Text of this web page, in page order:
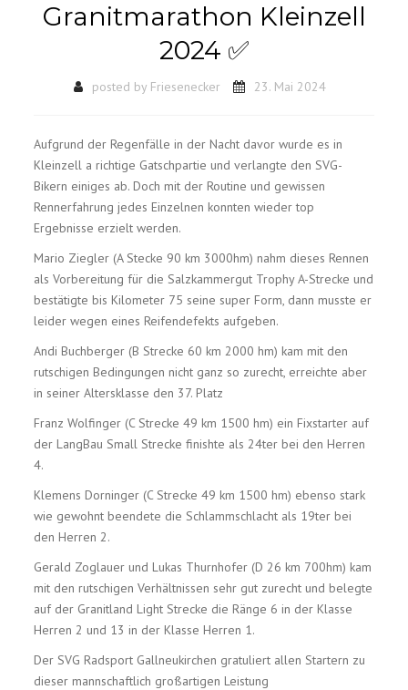
Granitmarathon Kleinzell
2024 ✅
posted by Friesenecker 23. Mai 2024
Aufgrund der Regenfälle in der Nacht davor wurde es in
Kleinzell a richtige Gatschpartie und verlangte den SVG-
Bikern einiges ab. Doch mit der Routine und gewissen
Rennerfahrung jedes Einzelnen konnten wieder top
Ergebnisse erzielt werden.
Mario Ziegler (A Stecke 90 km 3000hm) nahm dieses Rennen
als Vorbereitung für die Salzkammergut Trophy A-Strecke und
bestätigte bis Kilometer 75 seine super Form, dann musste er
leider wegen eines Reifendefekts aufgeben.
Andi Buchberger (B Strecke 60 km 2000 hm) kam mit den
rutschigen Bedingungen nicht ganz so zurecht, erreichte aber
in seiner Altersklasse den 37. Platz
Franz Wolfinger (C Strecke 49 km 1500 hm) ein Fixstarter auf
der LangBau Small Strecke finishte als 24ter bei den Herren
4.
Klemens Dorninger (C Strecke 49 km 1500 hm) ebenso stark
wie gewohnt beendete die Schlammschlacht als 19ter bei
den Herren 2.
Gerald Zoglauer und Lukas Thurnhofer (D 26 km 700hm) kam
mit den rutschigen Verhältnissen sehr gut zurecht und belegte
auf der Granitland Light Strecke die Ränge 6 in der Klasse
Herren 2 und 13 in der Klasse Herren 1.
Der SVG Radsport Gallneukirchen gratuliert allen Startern zu
dieser mannschaftlich großartigen Leistung